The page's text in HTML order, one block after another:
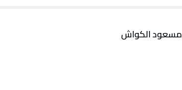
مسعود الكواش